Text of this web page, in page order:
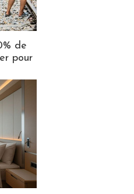
de
pour